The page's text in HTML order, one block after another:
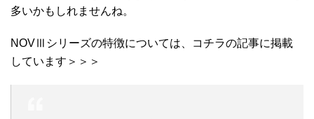
多いかもしれませんね。
NOVⅢシリーズの特徴については、コチラの記事に掲載
しています＞＞＞